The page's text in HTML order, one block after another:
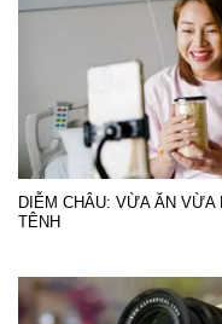
DIỄM CHÂU: VỪA ĂN
TÊNH